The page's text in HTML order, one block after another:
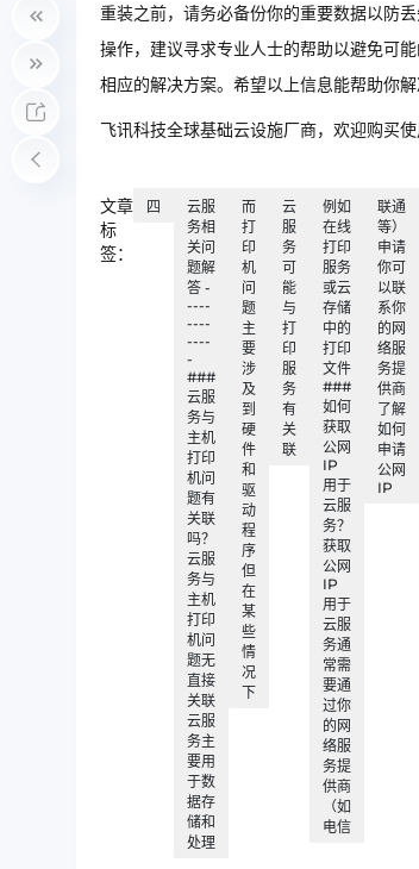
重装之前，请务必备份你的重要数据以防
操作，建议寻求专业人士的帮助以避免可
相应的解决方案。希望以上信息能帮助你
飞讯科技全球基础云设施厂商，欢迎购
文章
标
签：
四
云服
务相
关问
题解
答 -
----
----
----
-
###
云服
务与
主机
打印
机问
题有
关联
吗？
云服
务与
主机
打印
机问
题无
直接
关联
云服
务主
要用
于数
据存
储和
处理
而
打
印
机
问
题
主
要
涉
及
到
硬
件
和
驱
动
程
序
但
在
某
些
情
况
下
云
服
务
可
能
与
打
印
服
务
有
关
联
例如
在线
打印
服务
或云
存储
中的
打印
文件
###
如何
获取
公网
IP
用于
云服
务？
获取
公网
IP
用于
云服
务通
常需
要通
过你
的网
络服
务提
供商
（如
电信
联通
等）
申请
你可
以联
系你
的网
络服
务提
供商
了解
如何
申请
公网
IP